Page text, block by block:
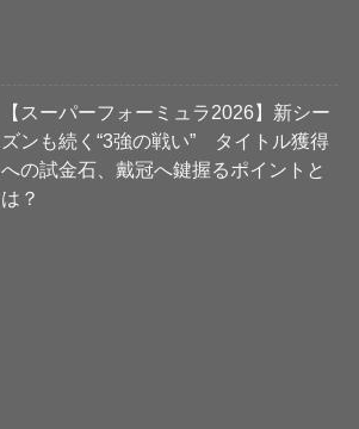
【スーパーフォーミュラ2026】新シー
ズンも続く“3強の戦い” タイトル獲得
への試金石、戴冠へ鍵握るポイントと
は？